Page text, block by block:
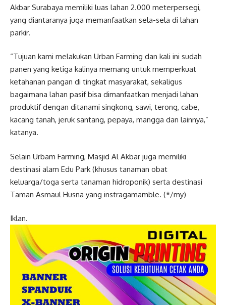
Akbar Surabaya memiliki luas lahan 2.000 meterpersegi,
yang diantaranya juga memanfaatkan sela-sela di lahan
parkir.
“Tujuan kami melakukan Urban Farming dan kali ini sudah
panen yang ketiga kalinya memang untuk memperkuat
ketahanan pangan di tingkat masyarakat, sekaligus
bagaimana lahan pasif bisa dimanfaatkan menjadi lahan
produktif dengan ditanami singkong, sawi, terong, cabe,
kacang tanah, jeruk santang, pepaya, mangga dan lainnya,”
katanya.
Selain Urbam Farming, Masjid Al Akbar juga memiliki
destinasi alam Edu Park (khusus tanaman obat
keluarga/toga serta tanaman hidroponik) serta destinasi
Taman Asmaul Husna yang instragamamble. (*/my)
Iklan.